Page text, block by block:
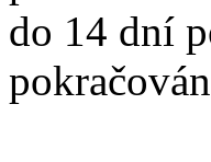
do 14 dní